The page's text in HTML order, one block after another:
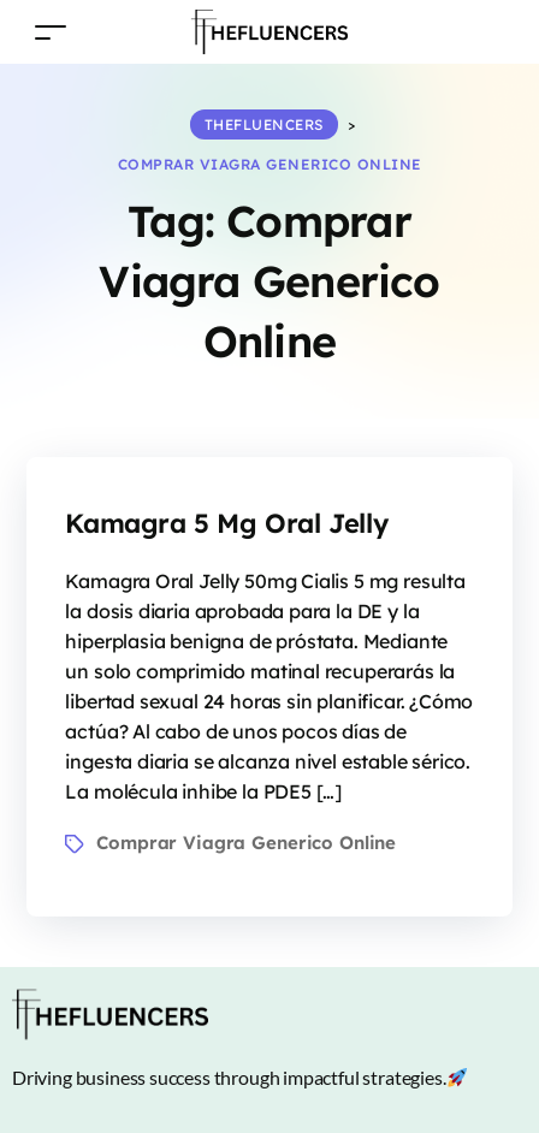
Tag: Comprar
Viagra Generico
Online
THEFLUENCERS >
COMPRAR VIAGRA GENERICO ONLINE
Kamagra 5 Mg Oral Jelly
Kamagra Oral Jelly 50mg Cialis 5 mg resulta
la dosis diaria aprobada para la DE y la
hiperplasia benigna de próstata. Mediante
un solo comprimido matinal recuperarás la
libertad sexual 24 horas sin planificar. ¿Cómo
actúa? Al cabo de unos pocos días de
ingesta diaria se alcanza nivel estable sérico.
La molécula inhibe la PDE5 […]
Comprar Viagra Generico Online
Driving business success through impactful strategies.